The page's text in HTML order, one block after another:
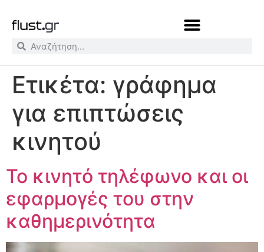
Ετικέτα: γράφημα
για επιπτώσεις
κινητού
Το κινητό τηλέφωνο και οι
εφαρμογές του στην
καθημερινότητα